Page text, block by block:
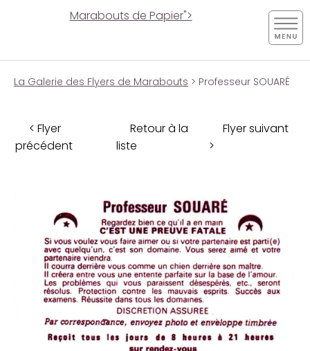
Marabouts de Papier">
La Galerie des Flyers de Marabouts > Professeur SOUARÉ
< Flyer
précédent
Retour à la
liste
Flyer suivant
>